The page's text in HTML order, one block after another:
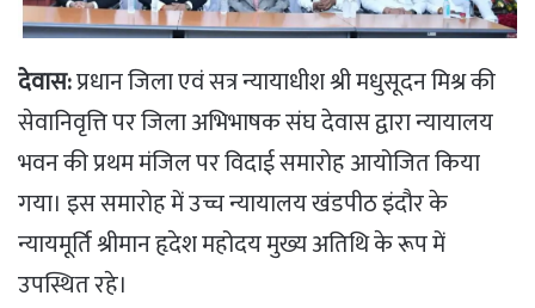
देवास:प्रधान जिला एवं सत्र न्यायाधीश श्री मधुसूदन मिश्र की
सेवानिवृत्ति पर जिला अभिभाषक संघ देवास द्वारा न्यायालय
भवन की प्रथम मंजिल पर विदाई समारोह आयोजित किया
गया। इस समारोह में उच्च न्यायालय खंडपीठ इंदौर के
न्यायमूर्ति श्रीमान हृदेश महोदय मुख्य अतिथि के रूप में
उपस्थित रहे।